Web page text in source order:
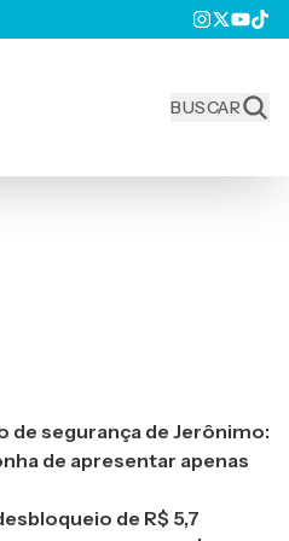
BUSCAR
de segurança de Jerônimo:
de apresentar apenas
de R$ 5,7